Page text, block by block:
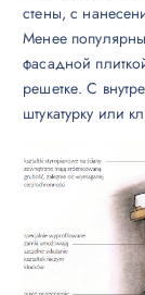
стены, с
Менее
фасадной
решетке. С
штукатурку или